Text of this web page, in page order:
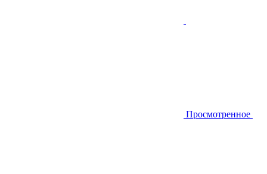
Просмотренное